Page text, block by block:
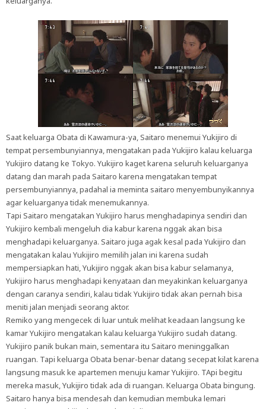
Saat keluarga Obata di Kawamura-ya, Saitaro menemui Yukijiro di
tempat persembunyiannya, mengatakan pada Yukijiro kalau keluarga
Yukijiro datang ke Tokyo. Yukijiro kaget karena seluruh keluarganya
datang dan marah pada Saitaro karena mengatakan tempat
persembunyiannya, padahal ia meminta saitaro menyembunyikannya
agar keluarganya tidak menemukannya.
Tapi Saitaro mengatakan Yukijiro harus menghadapinya sendiri dan
Yukijiro kembali mengeluh dia kabur karena nggak akan bisa
menghadapi keluarganya. Saitaro juga agak kesal pada Yukijiro dan
mengatakan kalau Yukijiro memilih jalan ini karena sudah
mempersiapkan hati, Yukijiro nggak akan bisa kabur selamanya,
Yukijiro harus menghadapi kenyataan dan meyakinkan keluarganya
dengan caranya sendiri, kalau tidak Yukijiro tidak akan pernah bisa
meniti jalan menjadi seorang aktor.
Remiko yang mengecek di luar untuk melihat keadaan langsung ke
kamar Yukijiro mengatakan kalau keluarga Yukijiro sudah datang.
Yukijiro panik bukan main, sementara itu Saitaro meninggalkan
ruangan. Tapi keluarga Obata benar-benar datang secepat kilat karena
langsung masuk ke apartemen menuju kamar Yukijiro. TApi begitu
mereka masuk, Yukijiro tidak ada di ruangan. Keluarga Obata bingung.
Saitaro hanya bisa mendesah dan kemudian membuka lemari